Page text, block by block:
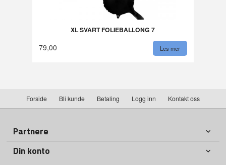
XL SVART FOLIEBALLONG 7
79,00 Les mer
Forside Bli kunde Betaling Logg inn Kontakt oss
Partnere
Din konto